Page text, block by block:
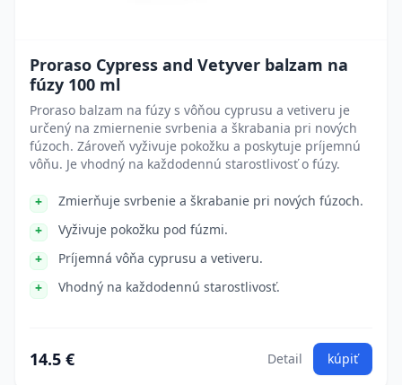
Proraso Cypress and Vetyver balzam na
fúzy 100 ml
Proraso balzam na fúzy s vôňou cyprusu a vetiveru je
určený na zmiernenie svrbenia a škrabania pri nových
fúzoch. Zároveň vyživuje pokožku a poskytuje príjemnú
vôňu. Je vhodný na každodennú starostlivosť o fúzy.
Zmierňuje svrbenie a škrabanie pri nových fúzoch.
Vyživuje pokožku pod fúzmi.
Príjemná vôňa cyprusu a vetiveru.
Vhodný na každodennú starostlivosť.
14.5 € Detail kúpiť